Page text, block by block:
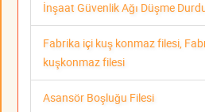
İnşaat Güvenlik Ağı Düşme
Fabrika içi kuş konmaz filesi,
kuşkonmaz filesi
Asansör Boşluğu Filesi